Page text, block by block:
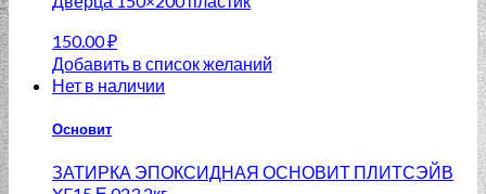
150.00₽
Добавить в список желаний
Нет в наличии
Основит
ЗАТИРКА ЭПОКСИДНАЯ ОСНОВИТ ПЛИТСЭЙВ